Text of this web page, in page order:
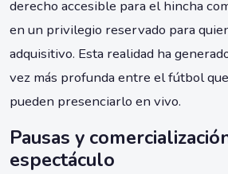
derecho accesible para el hincha
en un privilegio reservado para
adquisitivo. Esta realidad ha
vez más profunda entre el fútbol
pueden presenciarlo en vivo.
Pausas y
espectáculo